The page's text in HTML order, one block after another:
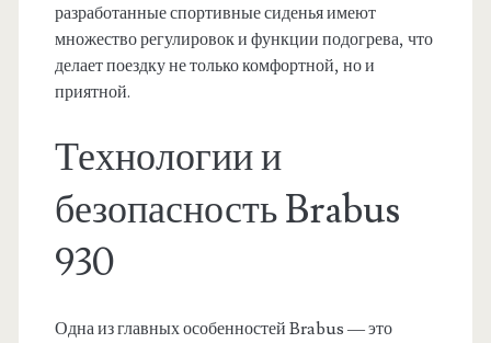
разработанные спортивные сиденья имеют
множество регулировок и функции подогрева, что
делает поездку не только комфортной, но и
приятной.
Технологии и
безопасность Brabus
930
Одна из главных особенностей Brabus — это